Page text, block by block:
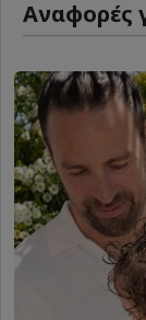
Αναφορές